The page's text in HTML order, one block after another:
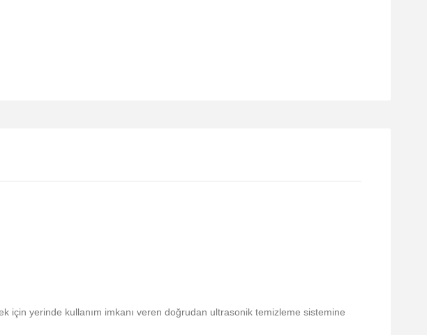
için yerinde kullanım imkanı veren doğrudan ultrasonik temizleme sistemine